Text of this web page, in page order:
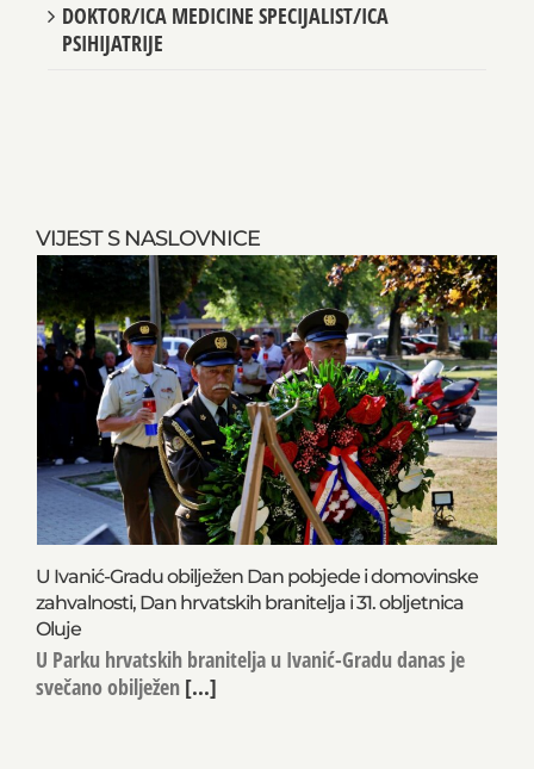
VIJEST S NASLOVNICE
U Ivanić-Gradu obilježen Dan pobjede i domovinske
zahvalnosti, Dan hrvatskih branitelja i 31. obljetnica
Oluje
U Parku hrvatskih branitelja u Ivanić-Gradu danas je
svečano obilježen [...]
DOKTOR/ICA MEDICINE SPECIJALIST/ICA
PSIHIJATRIJE